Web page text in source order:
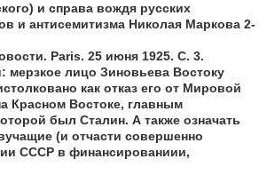
и справа вождя русских
и антисемитизма Николая Маркова 2-
Paris. 25 июня 1925. С. 3.
мерзкое лицо Зиновьева Востоку
как отказ его от Мировой
Красном Востоке, главным
был Сталин. А также означать
(и отчасти совершенно
СССР в финансированиии,